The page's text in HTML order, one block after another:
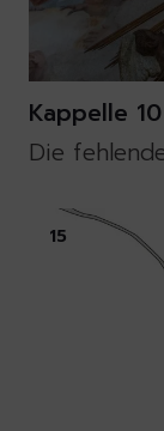
Kappelle 10
Die
15